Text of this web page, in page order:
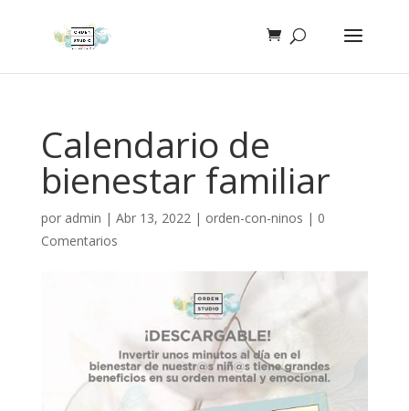
Calendario de
bienestar familiar
por admin | Abr 13, 2022| orden-con-ninos | 0
Comentarios